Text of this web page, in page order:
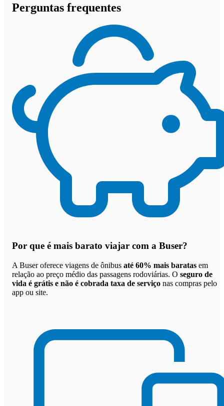
Perguntas frequentes
Por que é mais barato viajar com a Buser?
A Buser oferece viagens de ônibus até 60% mais baratas em
relação ao preço médio das passagens rodoviárias. O seguro de
vida é grátis e não é cobrada taxa de serviço nas compras pelo
app ou site.